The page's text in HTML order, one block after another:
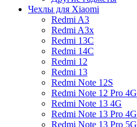
Чехлы для Xiaomi
Redmi A3
Redmi A3x
Redmi 13C
Redmi 14C
Redmi 12
Redmi 13
Redmi Note 12S
Redmi Note 12 Pro 4G
Redmi Note 13 4G
Redmi Note 13 Pro 4G
Redmi Note 13 Pro 5G